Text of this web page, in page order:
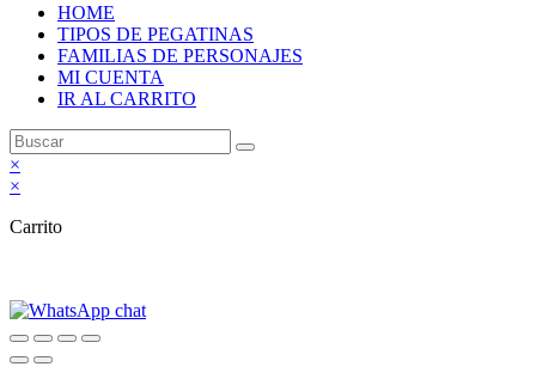
HOME
TIPOS DE PEGATINAS
FAMILIAS DE PERSONAJES
MI CUENTA
IR AL CARRITO
×
×
Carrito